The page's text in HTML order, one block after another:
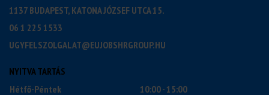
1137 BUDAPEST, KATONA JÓZSEF UTCA 15.
06 1 225 1533
UGYFELSZOLGALAT@EUJOBSHRGROUP.HU
NYITVA TARTÁS
Hétfő-Péntek
10:00 - 15:00